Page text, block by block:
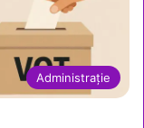
Administrație